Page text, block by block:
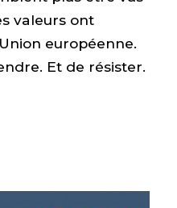
valeurs ont
européenne.
Et de résister.